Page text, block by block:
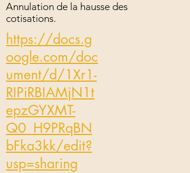
Annulation de la hausse des
cotisations.
https://docs.g
oogle.com/doc
ument/d/1Xr1-
RIPiRBIAMjN1t
epzGYXMT-
Q0_H9PRqBN
bFka3kk/edit?
usp=sharing